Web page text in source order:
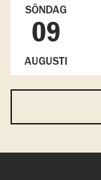
SÖNDAG
09
AUGUSTI